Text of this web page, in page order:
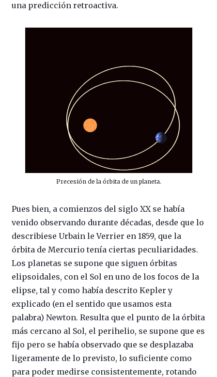
una predicción retroactiva.
Precesión de la órbita de un planeta.
Pues bien, a comienzos del siglo XX se había
venido observando durante décadas, desde que lo
describiese Urbain le Verrier en 1859, que la
órbita de Mercurio tenía ciertas peculiaridades.
Los planetas se supone que siguen órbitas
elipsoidales, con el Sol en uno de los focos de la
elipse, tal y como había descrito Kepler y
explicado (en el sentido que usamos esta
palabra) Newton. Resulta que el punto de la órbita
más cercano al Sol, el perihelio, se supone que es
fijo pero se había observado que se desplazaba
ligeramente de lo previsto, lo suficiente como
para poder medirse consistentemente, rotando